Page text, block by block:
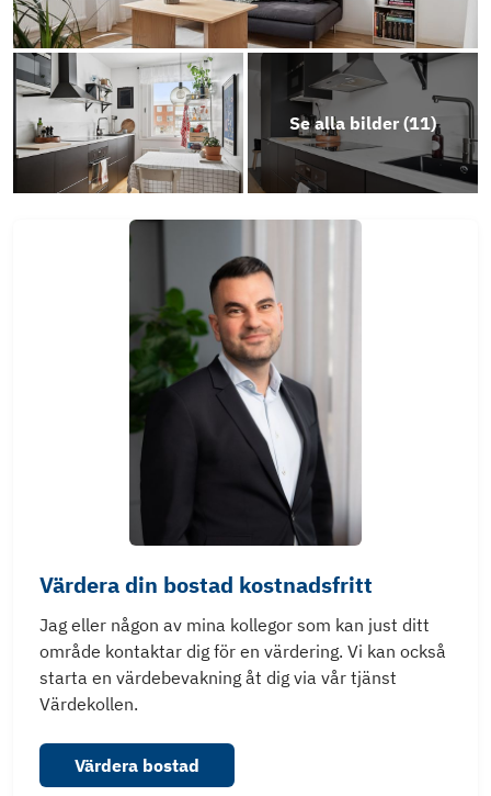
Se alla bilder (11)
Värdera din bostad kostnadsfritt
Jag eller någon av mina kollegor som kan just ditt
område kontaktar dig för en värdering. Vi kan också
starta en värdebevakning åt dig via vår tjänst
Värdekollen.
Värdera bostad